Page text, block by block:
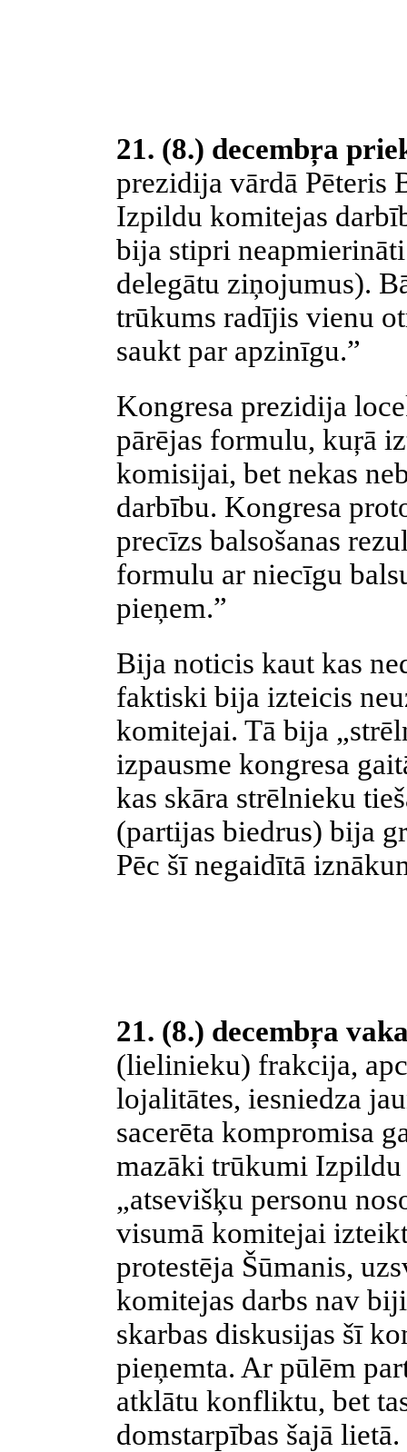
21. (8.) decembŗa
prezidija vārdā Pēteris
Izpildu komitejas
bija stipri
delegātu ziņojumus).
trūkums radījis vienu
saukt par apzinīgu.”
Kongresa prezidija
pārējas formulu, kuŗā
komisijai, bet nekas
darbību. Kongresa
precīzs balsošanas
formulu ar niecīgu
pieņem.”
Bija noticis kaut kas
faktiski bija izteicis
komitejai. Tā bija
izpausme kongresa
kas skāra strēlnieku
(partijas biedrus) bija
Pēc šī negaidītā
21. (8.) decembŗa
(lielinieku) frakcija,
lojalitātes, iesniedza
sacerēta kompromisa
mazāki trūkumi
„atsevišķu personu
visumā komitejai
protestēja Šūmanis,
komitejas darbs nav
skarbas diskusijas šī
pieņemta. Ar pūlēm
atklātu konfliktu, bet
domstarpības šajā lietā.